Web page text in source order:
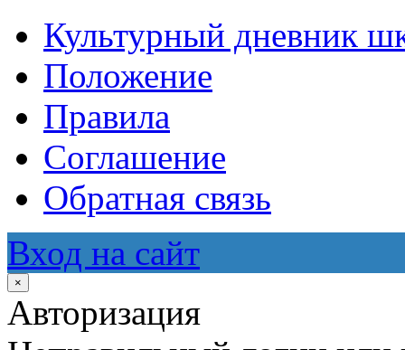
Культурный дневник
Положение
Правила
Соглашение
Обратная связь
Вход на сайт
×
Авторизация